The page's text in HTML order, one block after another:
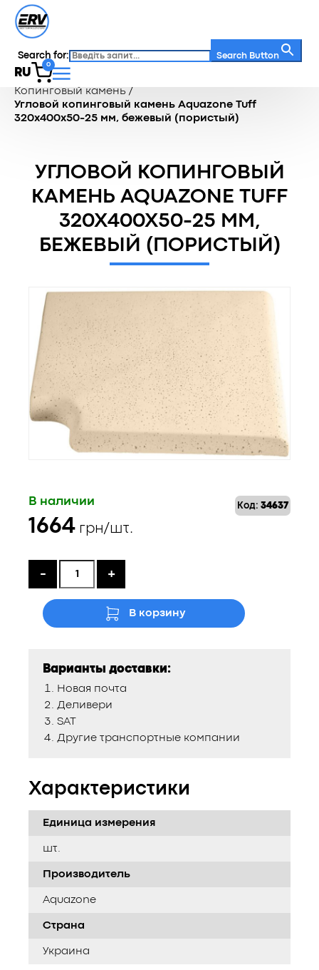
Search for: Search Button
RU
0
Главная / Каталог
Копинговый камень /
Угловой копинговый камень Aquazone Tuff
320x400x50-25 мм, бежевый (пористый)
УГЛОВОЙ КОПИНГОВЫЙ
КАМЕНЬ AQUAZONE TUFF
320X400X50-25 ММ,
БЕЖЕВЫЙ (ПОРИСТЫЙ)
Код: 34637
В наличии
1664 грн/шт.
- +
В корзину
Варианты доставки:
Новая почта
Деливери
SAT
Другие транспортные компании
Характеристики
Единица измерения
шт.
Производитель
Aquazone
Страна
Украина